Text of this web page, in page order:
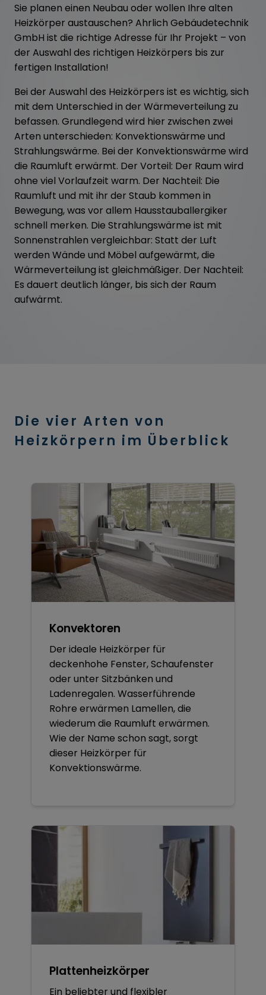
Sie planen einen Neubau oder wollen Ihre alten
Heizkörper austauschen? Ahrlich Gebäudetechnik
GmbH ist die richtige Adresse für Ihr Projekt – von
der Auswahl des richtigen Heizkörpers bis zur
fertigen Installation!
Bei der Auswahl des Heizkörpers ist es wichtig, sich
mit dem Unterschied in der Wärmeverteilung zu
befassen. Grundlegend wird hier zwischen zwei
Arten unterschieden: Konvektionswärme und
Strahlungswärme. Bei der Konvektionswärme wird
die Raumluft erwärmt. Der Vorteil: Der Raum wird
ohne viel Vorlaufzeit warm. Der Nachteil: Die
Raumluft und mit ihr der Staub kommen in
Bewegung, was vor allem Hausstauballergiker
schnell merken. Die Strahlungswärme ist mit
Sonnenstrahlen vergleichbar: Statt der Luft
werden Wände und Möbel aufgewärmt, die
Wärmeverteilung ist gleichmäßiger. Der Nachteil:
Es dauert deutlich länger, bis sich der Raum
aufwärmt.
Die vier Arten von
Heizkörpern im Überblick
Konvektoren
Der ideale Heizkörper für
deckenhohe Fenster, Schaufenster
oder unter Sitzbänken und
Ladenregalen. Wasserführende
Rohre erwärmen Lamellen, die
wiederum die Raumluft erwärmen.
Wie der Name schon sagt, sorgt
dieser Heizkörper für
Konvektionswärme.
Plattenheizkörper
Ein beliebter und flexibler